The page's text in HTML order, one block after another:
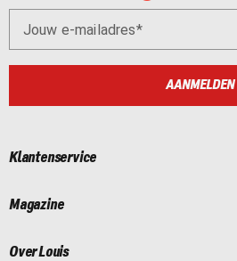
Jouw e-mailadres
AANMELDEN
Klantenservice
Magazine
Over Louis